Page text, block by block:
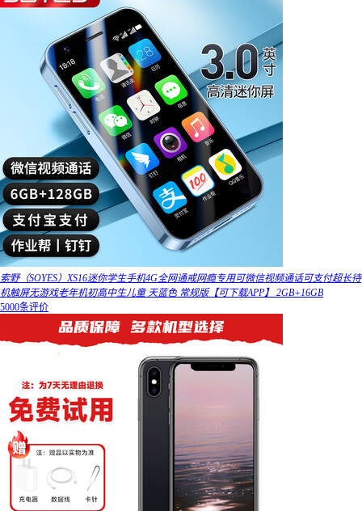
索野（SOYES）XS16迷你学生手机4G全网通戒网瘾专用可微信视频通话可支付超长待
机触屏无游戏老年机初高中生儿童 天蓝色 常规版【可下载APP】 2GB+16GB
5000条评价